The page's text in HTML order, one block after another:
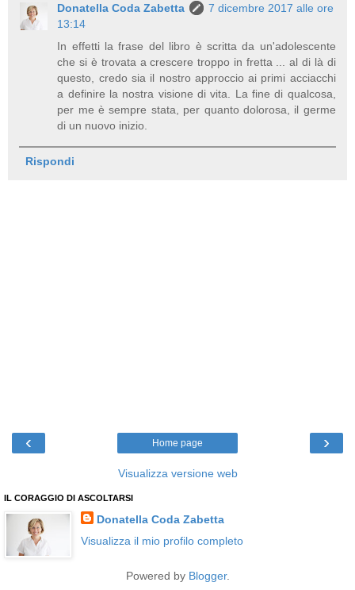
Donatella Coda Zabetta
7 dicembre 2017 alle ore
13:14
In effetti la frase del libro è scritta da un'adolescente
che si è trovata a crescere troppo in fretta ... al di là di
questo, credo sia il nostro approccio ai primi acciacchi
a definire la nostra visione di vita. La fine di qualcosa,
per me è sempre stata, per quanto dolorosa, il germe
di un nuovo inizio.
Rispondi
‹ ›
Home page
Visualizza versione web
IL CORAGGIO DI ASCOLTARSI
Donatella Coda Zabetta
Visualizza il mio profilo completo
Powered by Blogger.